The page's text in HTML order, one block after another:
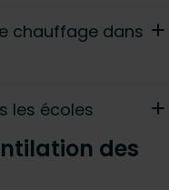
chauffage dans
les écoles
des